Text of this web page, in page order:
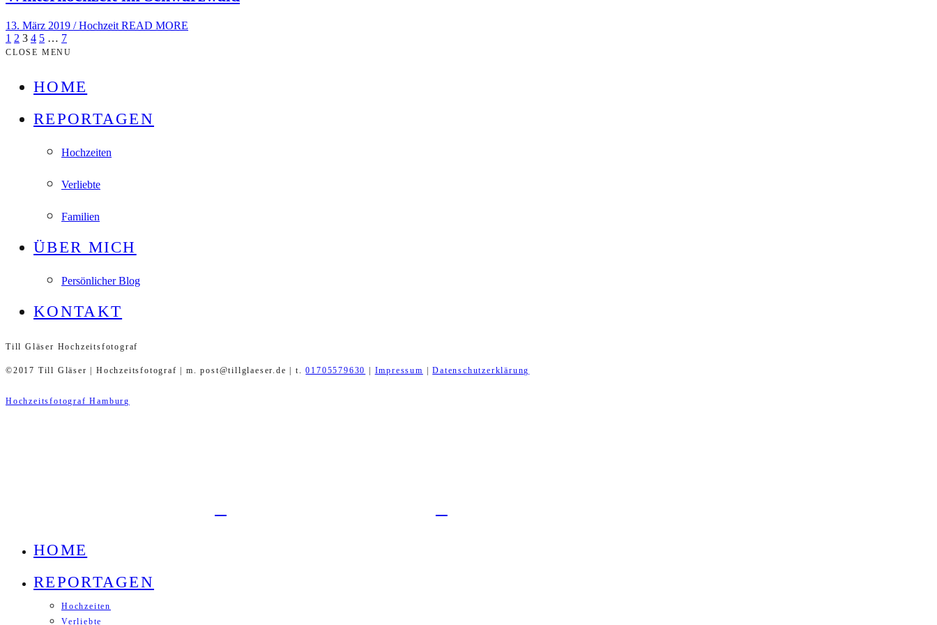
13. März 2019 /Hochzeit READ MORE
1 2 3 4 5 … 7
CLOSE MENU
HOME
REPORTAGEN
Hochzeiten
Verliebte
Familien
ÜBER MICH
Persönlicher Blog
KONTAKT
Till Gläser Hochzeitsfotograf
©2017 Till Gläser | Hochzeitsfotograf | m. post@tillglaeser.de | t.01705579630 | Impressum |Datenschutzerklärung
Hochzeitsfotograf Hamburg
HOME
REPORTAGEN
Hochzeiten
Verliebte